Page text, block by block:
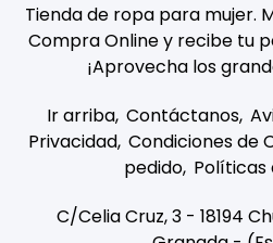
Tienda de ropa para mujer.
Compra Online y recibe tu
¡Aprovecha los
Ir arriba Contáctanos
Privacidad Condiciones de
pedido Políticas
C/Celia Cruz, 3 - 18194